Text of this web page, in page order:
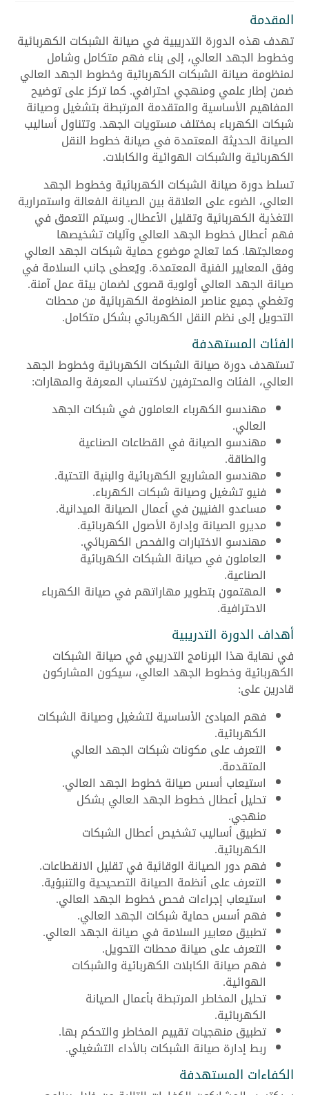
المقدمة
تهدف هذه الدورة التدريبية في صيانة الشبكات الكهربائية
وخطوط الجهد العالي، إلى بناء فهم متكامل وشامل
لمنظومة صيانة الشبكات الكهربائية وخطوط الجهد العالي
ضمن إطار علمي ومنهجي احترافي. كما تركز على توضيح
المفاهيم الأساسية والمتقدمة المرتبطة بتشغيل وصيانة
شبكات الكهرباء بمختلف مستويات الجهد. وتتناول أساليب
الصيانة الحديثة المعتمدة في صيانة خطوط النقل
الكهربائية والشبكات الهوائية والكابلات.
تسلط دورة صيانة الشبكات الكهربائية وخطوط الجهد
العالي، الضوء على العلاقة بين الصيانة الفعالة واستمرارية
التغذية الكهربائية وتقليل الأعطال. وسيتم التعمق في
فهم أعطال خطوط الجهد العالي وآليات تشخيصها
ومعالجتها. كما تعالج موضوع حماية شبكات الجهد العالي
وفق المعايير الفنية المعتمدة. ويُعطى جانب السلامة في
صيانة الجهد العالي أولوية قصوى لضمان بيئة عمل آمنة.
وتغطي جميع عناصر المنظومة الكهربائية من محطات
التحويل إلى نظم النقل الكهربائي بشكل متكامل.
الفئات المستهدفة
تستهدف دورة صيانة الشبكات الكهربائية وخطوط الجهد
العالي، الفئات والمحترفين لاكتساب المعرفة والمهارات:
مهندسو الكهرباء العاملون في شبكات الجهد
العالي.
مهندسو الصيانة في القطاعات الصناعية
والطاقة.
مهندسو المشاريع الكهربائية والبنية التحتية.
فنيو تشغيل وصيانة شبكات الكهرباء.
مساعدو الفنيين في أعمال الصيانة الميدانية.
مديرو الصيانة وإدارة الأصول الكهربائية.
مهندسو الاختبارات والفحص الكهربائي.
العاملون في صيانة الشبكات الكهربائية
الصناعية.
المهتمون بتطوير مهاراتهم في صيانة الكهرباء
الاحترافية.
أهداف الدورة التدريبية
في نهاية هذا البرنامج التدريبي في صيانة الشبكات
الكهربائية وخطوط الجهد العالي، سيكون المشاركون
قادرين على:
فهم المبادئ الأساسية لتشغيل وصيانة الشبكات
الكهربائية.
التعرف على مكونات شبكات الجهد العالي
المتقدمة.
استيعاب أسس صيانة خطوط الجهد العالي.
تحليل أعطال خطوط الجهد العالي بشكل
منهجي.
تطبيق أساليب تشخيص أعطال الشبكات
الكهربائية.
فهم دور الصيانة الوقائية في تقليل الانقطاعات.
التعرف على أنظمة الصيانة التصحيحية والتنبؤية.
استيعاب إجراءات فحص خطوط الجهد العالي.
فهم أسس حماية شبكات الجهد العالي.
تطبيق معايير السلامة في صيانة الجهد العالي.
التعرف على صيانة محطات التحويل.
فهم صيانة الكابلات الكهربائية والشبكات
الهوائية.
تحليل المخاطر المرتبطة بأعمال الصيانة
الكهربائية.
تطبيق منهجيات تقييم المخاطر والتحكم بها.
ربط إدارة صيانة الشبكات بالأداء التشغيلي.
الكفاءات المستهدفة